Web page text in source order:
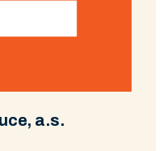
a.s.